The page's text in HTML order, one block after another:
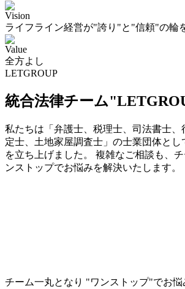
Vision
ライフライン経営が"誇り"と"信頼"の輪
Value
全方よし
LETGROUP
統合法律チーム
私たちは「弁護士、税理士、司法書士、
定士、土地家屋調査士」の士業団体と
を立ち上げました。 複雑なご相談も、
ンストップでお悩みを解決いたします。
チーム一丸となり "ワンストップ"でお悩